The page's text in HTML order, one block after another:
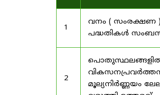
1
വനം ( സംരക്ഷണ )
പദ്ധതികൾ
2
പൊതുസ്ഥലങ്ങളിൽ
മൂല്യനിർണ്ണയം